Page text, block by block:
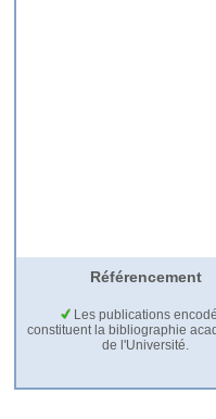
Référencement
Les publications
constituent la bibliographie
de l'Université.